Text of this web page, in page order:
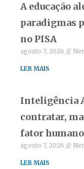
A educação
paradigmas
no PISA
agosto 7, 2026
LER MAIS
Inteligência
contratar,
fator
agosto 7, 2026
LER MAIS